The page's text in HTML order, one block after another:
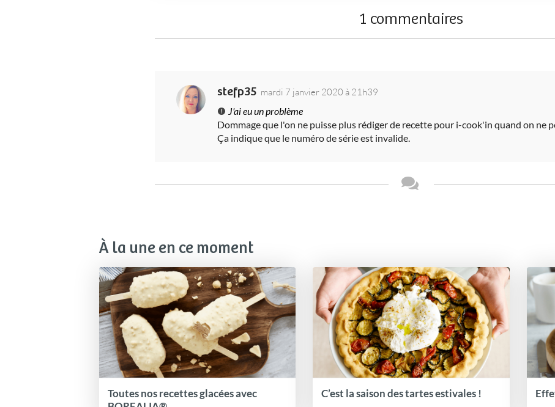
1 commentaires
stefp35 mardi 7 janvier 2020 à 21h39
J'ai eu un problème
Dommage que l'on ne puisse plus rédiger de recette pour i-cook'in quand on ne
Ça indique que le numéro de série est invalide.
À la une en ce moment
Toutes nos recettes glacées avec
C’est la saison des tartes estivales !